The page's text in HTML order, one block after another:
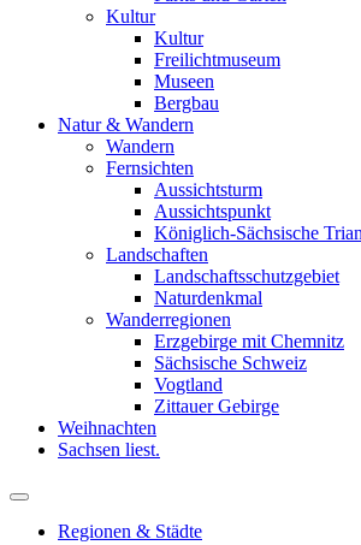
Kultur
Kultur
Freilichtmuseum
Museen
Bergbau
Natur & Wandern
Wandern
Fernsichten
Aussichtsturm
Aussichtspunkt
Königlich-Sächsische
Landschaften
Landschaftsschutzgebiet
Naturdenkmal
Wanderregionen
Erzgebirge mit Chemnitz
Sächsische Schweiz
Vogtland
Zittauer Gebirge
Weihnachten
Sachsen liest.
Regionen & Städte